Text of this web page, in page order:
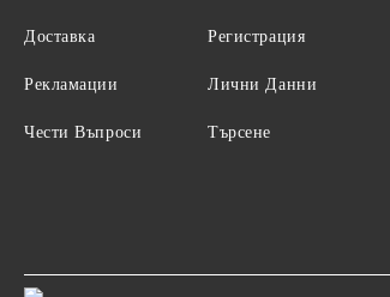
Доставка
Рекламации
Чести Въпроси
Регистрация
Лични Данни
Търсене